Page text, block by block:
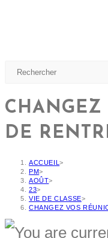
CHANGEZ
DE
ACCUEIL>
PM>
AOÛT>
23>
VIE DE CLASSE>
CHANGEZ VOS